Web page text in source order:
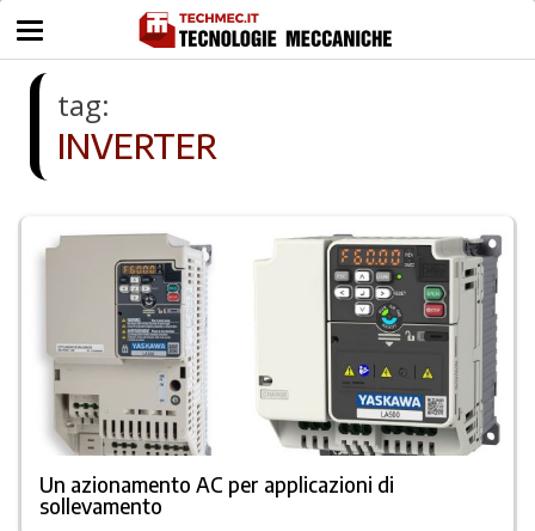
tag:
INVERTER
Un azionamento AC per applicazioni di
sollevamento